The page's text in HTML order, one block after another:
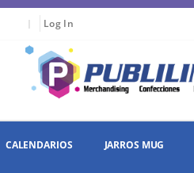
| Log In
CALENDARIOS JARROS MUG